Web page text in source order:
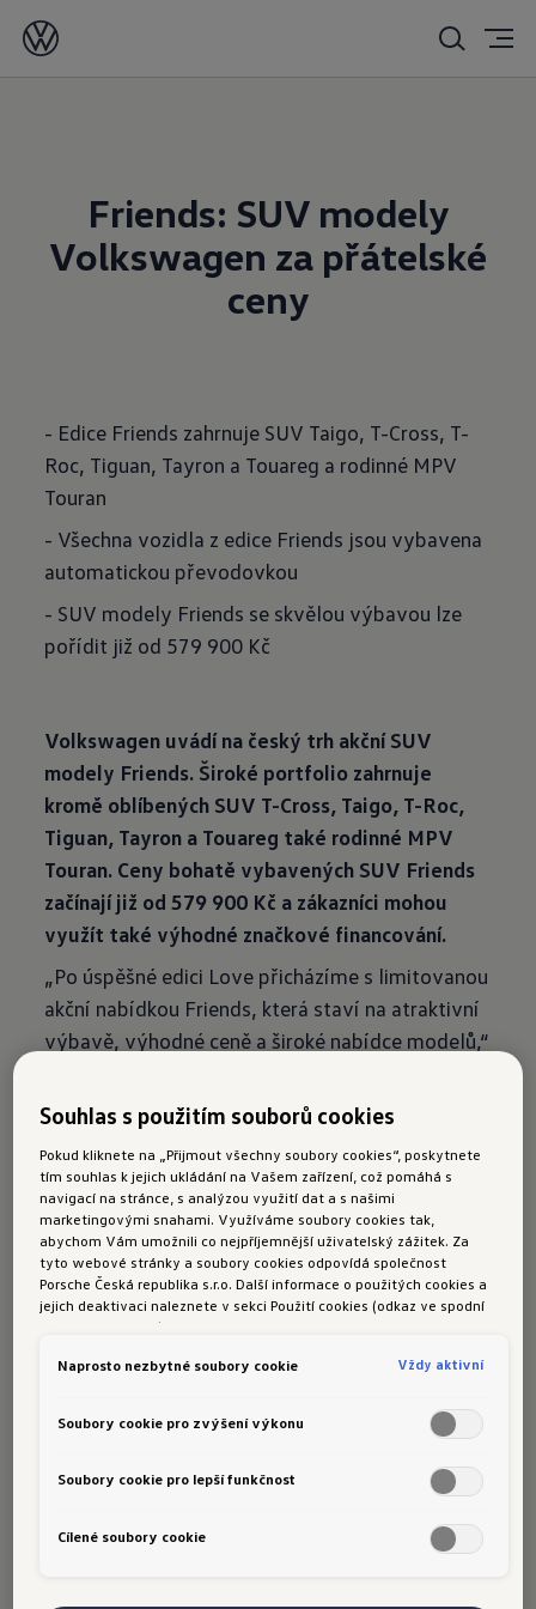
03. 10. 2025
Friends: SUV modely
Volkswagen za přátelské
ceny
- Edice Friends zahrnuje SUV Taigo, T-Cross, T-
Roc, Tiguan, Tayron a Touareg a rodinné MPV
Touran
- Všechna vozidla z edice Friends jsou vybavena
automatickou převodovkou
- SUV modely Friends se skvělou výbavou lze
pořídit již od 579 900 Kč
Volkswagen uvádí na český trh akční SUV
modely Friends. Široké portfolio zahrnuje
kromě oblíbených SUV T-Cross, Taigo, T-Roc,
Tiguan, Tayron a Touareg také rodinné MPV
Touran. Ceny bohatě vybavených SUV Friends
začínají již od 579 900 Kč a zákazníci mohou
využít také výhodné značkové financování.
„Po úspěšné edici Love přicházíme s limitovanou
akční nabídkou Friends, která staví na atraktivní
výbavě, výhodné ceně a široké nabídce modelů,“
společnosti Porsche Česká republika. „Kromě
našich populárních SUV modelů nyní nabízíme v
akční nabídce Friends také rodinné MPV Touran,
které díky své praktičnosti a prostoru osloví
především vícečetné rodiny.“
Zákazníci si mohou vybírat z okamžitě
dostupných skladových vozů, nebo si je
obou případech získají bohatou výbavu včetně
automatické převodovky za atraktivní ceny.
a automatickou převodovkou boduje nejen
ulicích, ale také výhodnou cenou od 579 900 Kč.
Souhlas s použitím souborů cookies
Pokud kliknete na „Přijmout všechny soubory cookies“, poskytnete
tím souhlas k jejich ukládání na Vašem zařízení, což pomáhá s
navigací na stránce, s analýzou využití dat a s našimi
marketingovými snahami. Využíváme soubory cookies tak,
abychom Vám umožnili co nejpříjemnější uživatelský zážitek. Za
tyto webové stránky a soubory cookies odpovídá společnost
Porsche Česká republika s.r.o. Další informace o použitých cookies a
jejich deaktivaci naleznete v sekci Použití cookies (odkaz ve spodní
části této stránky).
Naprosto nezbytné soubory cookie Vždy aktivní
Soubory cookie pro zvýšení výkonu
Soubory cookie pro lepší funkčnost
Cílené soubory cookie